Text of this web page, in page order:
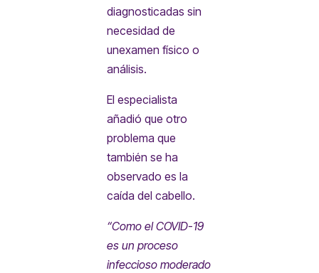
diagnosticadas sin
necesidad de
unexamen físico o
análisis.
El especialista
añadió que otro
problema que
también se ha
observado es la
caída del cabello.
“Como el COVID-19
es un proceso
infeccioso moderado